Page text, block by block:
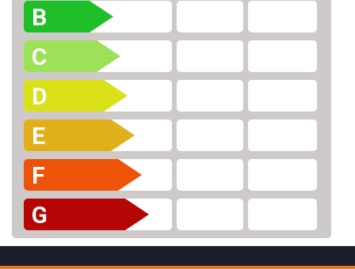
B
C
D
E
F
G